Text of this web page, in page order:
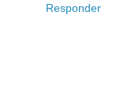
Responder